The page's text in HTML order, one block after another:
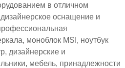
в отличном
оснащение и
моноблок MSI, ноутбук
дизайнерские и
мебель, принадлежности